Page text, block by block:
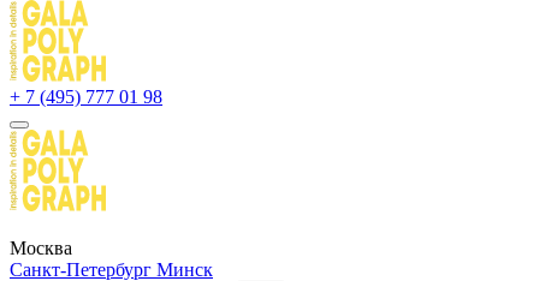
+ 7 (495) 777 01 98
Москва
Санкт-Петербург Минск